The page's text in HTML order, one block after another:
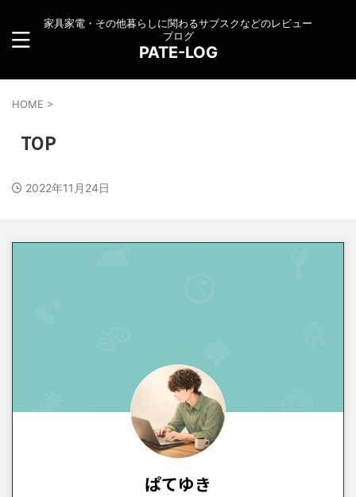
家具家電・その他暮らしに関わるサブスクなどのレビュー
ブログ
PATE-LOG
HOME >
TOP
2022年11月24日
ぱてゆき